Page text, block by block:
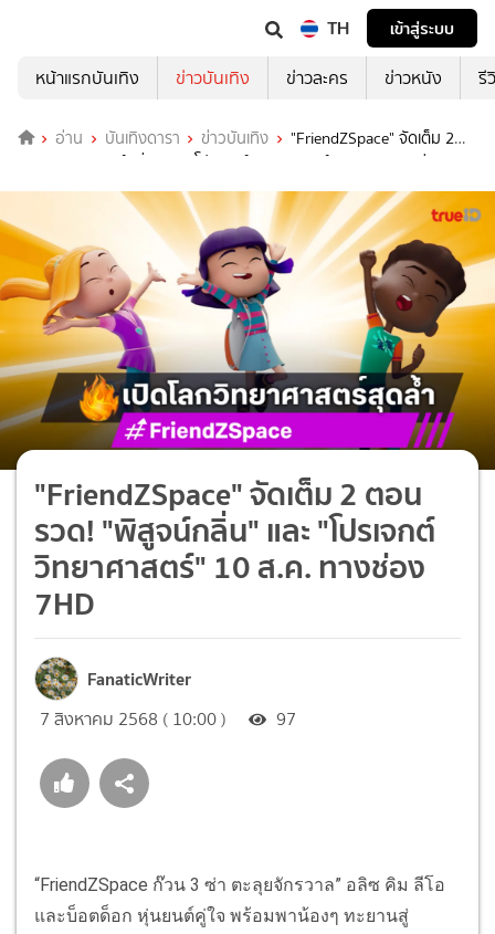
TH
เข้าสู่ระบบ
หน้าแรกบันเทิง
ข่าวบันเทิง ข่าวละคร ข่าวหนัง รี
อ่าน บันเทิงดารา ข่าวบันเทิง
"FriendZSpace" จัดเต็ม 2
ตอนรวด! "พิสูจน์กลิ่น" และ "โปรเจกต์วิทยาศาสตร์" 10 ส.ค. ทางช่อง
"FriendZSpace" จัดเต็ม 2 ตอน
รวด! "พิสูจน์กลิ่น" และ "โปรเจกต์
วิทยาศาสตร์" 10 ส.ค. ทางช่อง
7HD
FanaticWriter
7 สิงหาคม 2568 ( 10:00 ) 97
“FriendZSpace ก๊วน 3 ซ่า ตะลุยจักรวาล” อลิซ คิม ลีโอ
และบ็อตด็อก หุ่นยนต์คู่ใจ พร้อมพาน้องๆ ทะยานสู่